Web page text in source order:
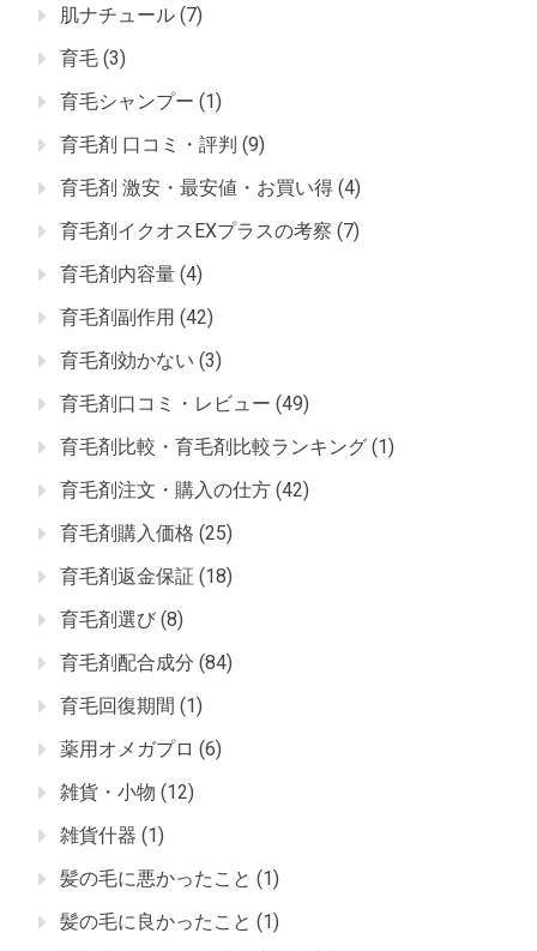
肌ナチュール (7)
育毛 (3)
育毛シャンプー (1)
育毛剤 口コミ・評判 (9)
育毛剤 激安・最安値・お買い得 (4)
育毛剤イクオスEXプラスの考察 (7)
育毛剤内容量 (4)
育毛剤副作用 (42)
育毛剤効かない (3)
育毛剤口コミ・レビュー (49)
育毛剤比較・育毛剤比較ランキング (1)
育毛剤注文・購入の仕方 (42)
育毛剤購入価格 (25)
育毛剤返金保証 (18)
育毛剤選び (8)
育毛剤配合成分 (84)
育毛回復期間 (1)
薬用オメガプロ (6)
雑貨・小物 (12)
雑貨什器 (1)
髪の毛に悪かったこと (1)
髪の毛に良かったこと (1)